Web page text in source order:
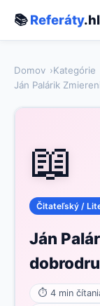
📚Referáty
Domov Kategórie
Ján Palárik
📖
Čitateľský /
Ján
⏱ 4 min